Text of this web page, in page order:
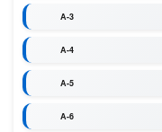
A-3
A-4
A-5
A-6